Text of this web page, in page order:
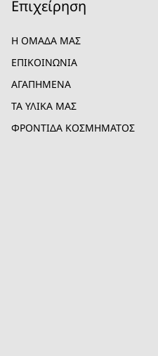
Επιχείρηση
Η ΟΜΑΔΑ ΜΑΣ
ΕΠΙΚΟΙΝΩΝΙΑ
ΑΓΑΠΗΜΕΝΑ
ΤΑ ΥΛΙΚΑ ΜΑΣ
ΦΡΟΝΤΙΔΑ ΚΟΣΜΗΜΑΤΟΣ